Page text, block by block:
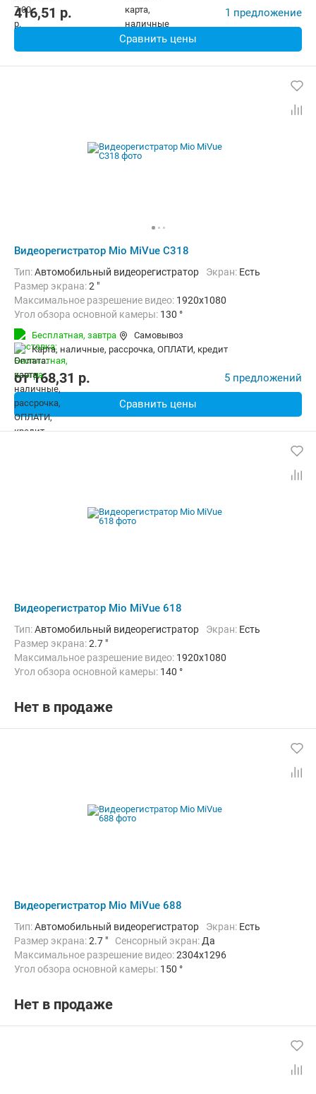
416,51 p. 1 предложение
Сравнить цены
Видеорегистратор Mio MiVue C318
Тип:Автомобильный видеорегистратор Экран: Есть
Размер экрана:2 "
Максимальное разрешение видео: 1920x1080
Угол обзора основной камеры: 130 °
Количество каналов видео:
Дополнительно:
G-сенсор, Автоматическое включение,
Бесплатная, завтра
Самовывоз
карта, наличные, рассрочка, ОПЛАТИ, кредит
от168,31 p. 5 предложений
Сравнить цены
Видеорегистратор Mio MiVue 618
Тип:Автомобильный видеорегистратор Экран: Есть
Размер экрана:2.7 "
Максимальное разрешение видео: 1920x1080
Угол обзора основной камеры: 140 °
Дополнительно:
Нет в продаже
Видеорегистратор Mio MiVue 688
Тип:Автомобильный видеорегистратор Экран: Есть
Размер экрана:2.7 " Сенсорный экран: Да
Максимальное разрешение видео:2304x1296
Угол обзора основной камеры: 150 °
Дополнительно:
Нет в продаже